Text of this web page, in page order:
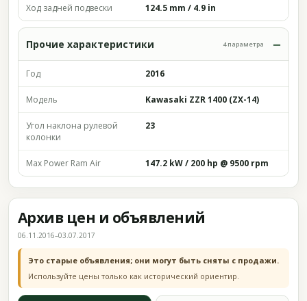
Ход задней подвески 124.5 mm / 4.9 in
Прочие характеристики 4 параметра
Год 2016
Модель Kawasaki ZZR 1400 (ZX-14)
Угол наклона рулевой
колонки
23
Max Power Ram Air 147.2 kW / 200 hp @ 9500 rpm
Архив цен и объявлений
06.11.2016–03.07.2017
Это старые объявления; они могут быть сняты с продажи.
Используйте цены только как исторический ориентир.